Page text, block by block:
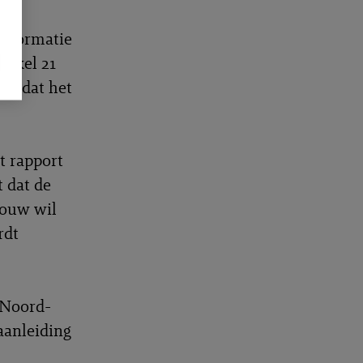
21
dat het
rapport
dat de
wil